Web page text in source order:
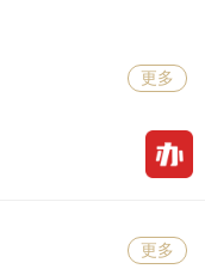
更多
更多